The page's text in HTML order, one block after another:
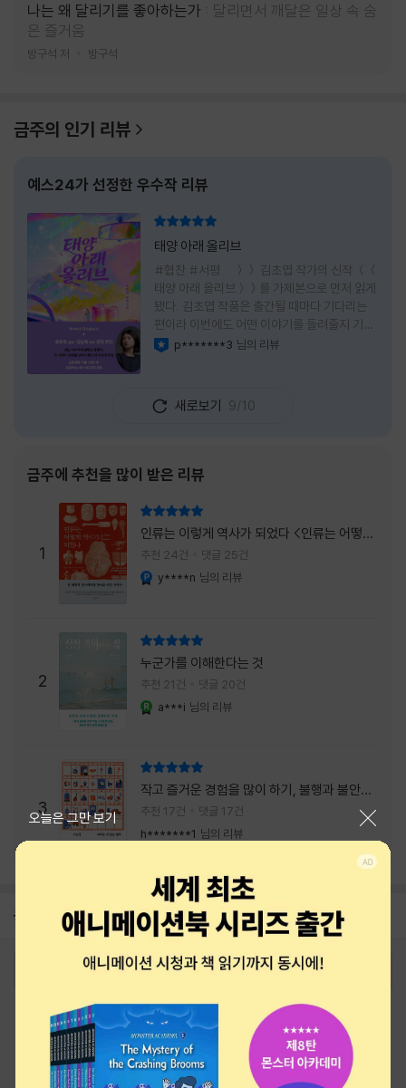
나는 왜 달리기를 좋아하는가
달리면서 깨달은 일상 속 숨
은 즐거움
방구석 저 방구석
금주의 인기 리뷰
예스24가 선정한 우수작 리뷰
태양 아래 올리브
#협찬 #서평 ＞＞ 김초엽 작가의 신작 ＜＜
태양 아래 올리브＞＞를 가제본으로 먼저 읽게
됐다. 김초엽 작품은 출간될 때마다 기다리는
편이라 이번에도 어떤 이야기를 들려줄지 기대
가 컸다. 스포일러 없이 읽는 것이 가장 재미있
그 선택이 정말 잘한 일이었다. 첫 장부터 평범
하지 않았다. 사라진 누군가에게 보내는 메일로
흔적을 따라 낯선 나라를 여행하게 된다는 설정
이 무더운 여름을 벗어나는 피서처럼 흥미롭기
만 하다. 처음에는 단순한 추적 이야기인 줄 알
았는데, 읽을수록 전혀 다른 방향으로 흘러간
다. '왜 이런 일이 벌어졌을까?', '이 사람이 정
말 믿어도
p*******3 님의 리뷰
새로보기 9/10
금주에 추천을 많이 받은 리뷰
1
인류는 이렇게 역사가 되었다 <인류는 어떻게
역사가 되었나>
추천 24건 댓글 25건
y****n 님의 리뷰
2
누군가를 이해한다는 것
추천 21건 댓글 20건
a***i 님의 리뷰
3
작고 즐거운 경험을 많이 하기, 불행과 불안을
회피하지 말기, 그리고 좋은 사람을 많이 만나
기.
추천 17건
댓글 17건
h*******1 님의 리뷰
공지 26년 NBCI 수상 안내
2026-08-01
오늘은 그만 보기
로그인 최근 본 상품 주문/배송
고객센터 1544-3800 티켓 1544-6399
중고샵 1566-4295
eBook 1:1문의/채팅상담
예스이십사(주) 사업자 정보
이용약관
개인정보처리방침 청소년보호정책